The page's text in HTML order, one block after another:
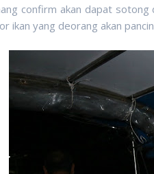
confirm akan dapat sotong
ikan yang deorang akan